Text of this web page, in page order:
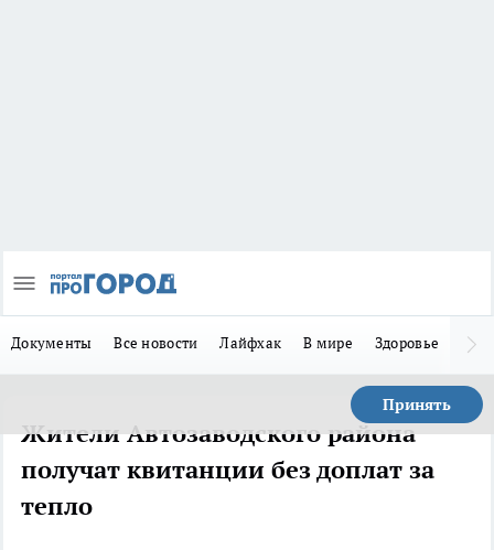
Документы Все новости Лайфхак В мире Здоровье
Принять
Жители Автозаводского района
получат квитанции без доплат за
тепло